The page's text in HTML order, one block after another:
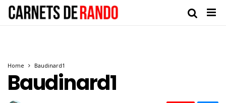
Home Baudinard1
Baudinard1